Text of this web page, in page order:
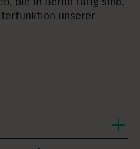
unserer